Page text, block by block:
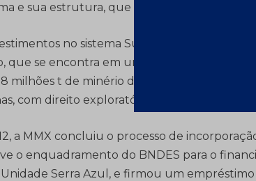
e sua estrutura, que demandou a
no sistema Sudeste, a MMX
que se encontra em uma área contígua à
milhões t de minério de ferro dividido na
com direito exploratório de 30 anos.
a MMX concluiu o processo de
o enquadramento do BNDES para o
Serra Azul, e firmou um